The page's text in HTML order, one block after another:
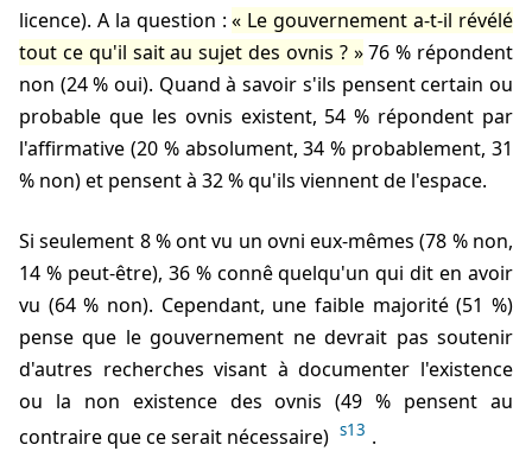
licence). A la question :
Le gouvernement a-t-il révélé
tout ce qu'il sait au sujet des ovnis ? 76 % répondent
non (24 % oui). Quand à savoir s'ils pensent certain ou
probable que les ovnis existent, 54 % répondent par
l'affirmative (20 % absolument, 34 % probablement, 31
% non) et pensent à 32 % qu'ils viennent de l'espace.
Si seulement 8 % ont vu un ovni eux-mêmes (78 % non,
14 % peut-être), 36 % connê quelqu'un qui dit en avoir
vu (64 % non). Cependant, une faible majorité (51 %)
pense que le gouvernement ne devrait pas soutenir
d'autres recherches visant à documenter l'existence
ou la non existence des ovnis (49 % pensent au
contraire que ce serait nécessaire) s13 .